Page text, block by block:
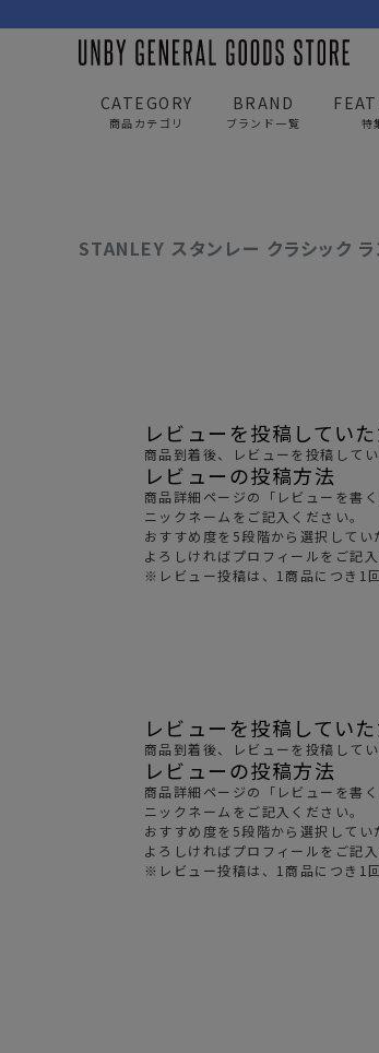
CATEGORY
商品カテゴリ
BAG
バッグ
トートバッグ/ボストン
ポーチ・クラッチ
BRAND
ブランド一覧 特
UNBY GENERAL GOODS STORE ITEM 雑貨・日用品
STANLEY スタンレー クラシック
レビューを投稿してい
商品到着後、レビューを投稿して
レビューの投稿方法
商品詳細ページの「レビューを書
ニックネームをご記入ください。
おすすめ度を5段階から選択してい
よろしければプロフィールをご記入
※レビュー投稿は、1商品につき1
レビューを投稿してい
商品到着後、レビューを投稿して
レビューの投稿方法
商品詳細ページの「レビューを書
ニックネームをご記入ください。
おすすめ度を5段階から選択してい
よろしければプロフィールをご記入
※レビュー投稿は、1商品につき1